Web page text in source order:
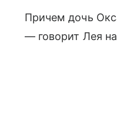
Причем дочь
— говорит Лея